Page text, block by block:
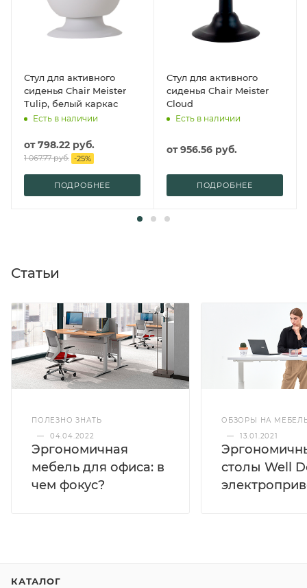
Стул для активного
сиденья Chair Meister
Tulip, белый каркас
Есть в наличии
от798.22 руб.
1 067.77 руб. -25%
ПОДРОБНЕЕ
Стул для активного
сиденья Chair Meister
Cloud
Есть в наличии
от956.56 руб.
ПОДРОБНЕЕ
Статьи
ПОЛЕЗНО ЗНАТЬ
—
04.04.2022
Эргономичная
мебель для офиса: в
чем фокус?
ОБЗОРЫ НА
—
13.01.2021
столы Well
КАТАЛОГ